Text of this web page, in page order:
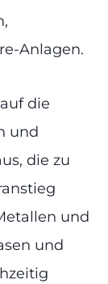
Anlagen.
die
und
die zu
und
und